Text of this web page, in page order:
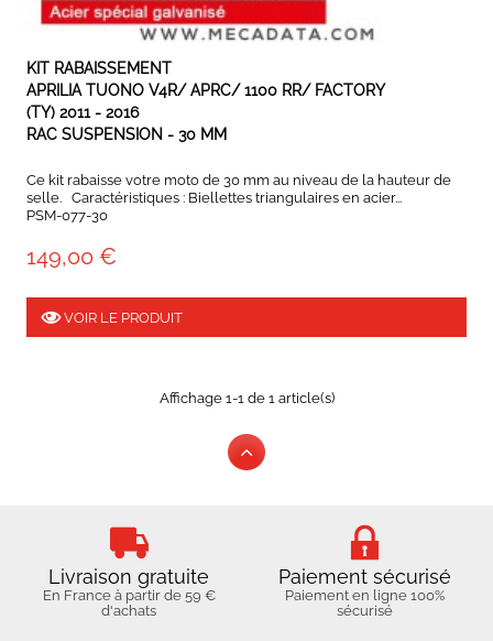
KIT RABAISSEMENT
APRILIA TUONO V4R/ APRC/ 1100 RR/ FACTORY
(TY) 2011 - 2016
RAC SUSPENSION - 30 MM
Ce kit rabaisse votre moto de 30 mm au niveau de la hauteur de
selle. Caractéristiques : Biellettes triangulaires en acier...
PSM-077-30
149,00 €
VOIR LE PRODUIT
Affichage 1-1 de 1 article(s)
Livraison gratuite
En France à partir de 59 €
d'achats
Paiement sécurisé
Paiement en ligne 100%
sécurisé